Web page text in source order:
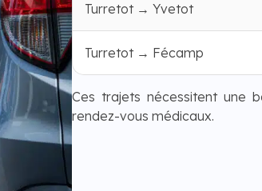
Turretot → Yvetot
Turretot → Fécamp
Ces trajets nécessitent une
rendez-vous médicaux.